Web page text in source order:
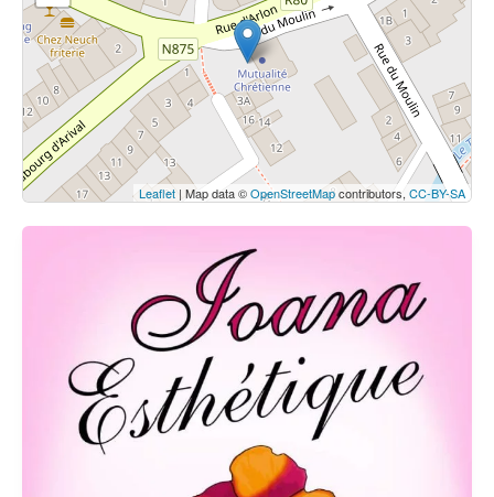
Cliquez sur le bouton pour afficher la carte.
Voir la carte
Leaflet | Map data ©OpenStreetMapcontributors, CC-BY-SA